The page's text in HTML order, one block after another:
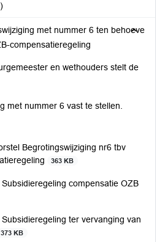
met nummer 6 ten behoeve
compensatieregeling
en wethouders stelt de
met nummer 6 vast te stellen.
Begrotingswijziging nr6 tbv
363 KB
Subsidieregeling compensatie OZB
Subsidieregeling ter vervanging van
373 KB